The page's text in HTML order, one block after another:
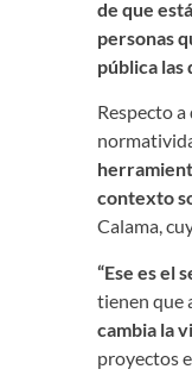
de que
personas
pública las
Respecto
contexto
Calama,
“Ese es el
tienen que
cambia la
proyectos